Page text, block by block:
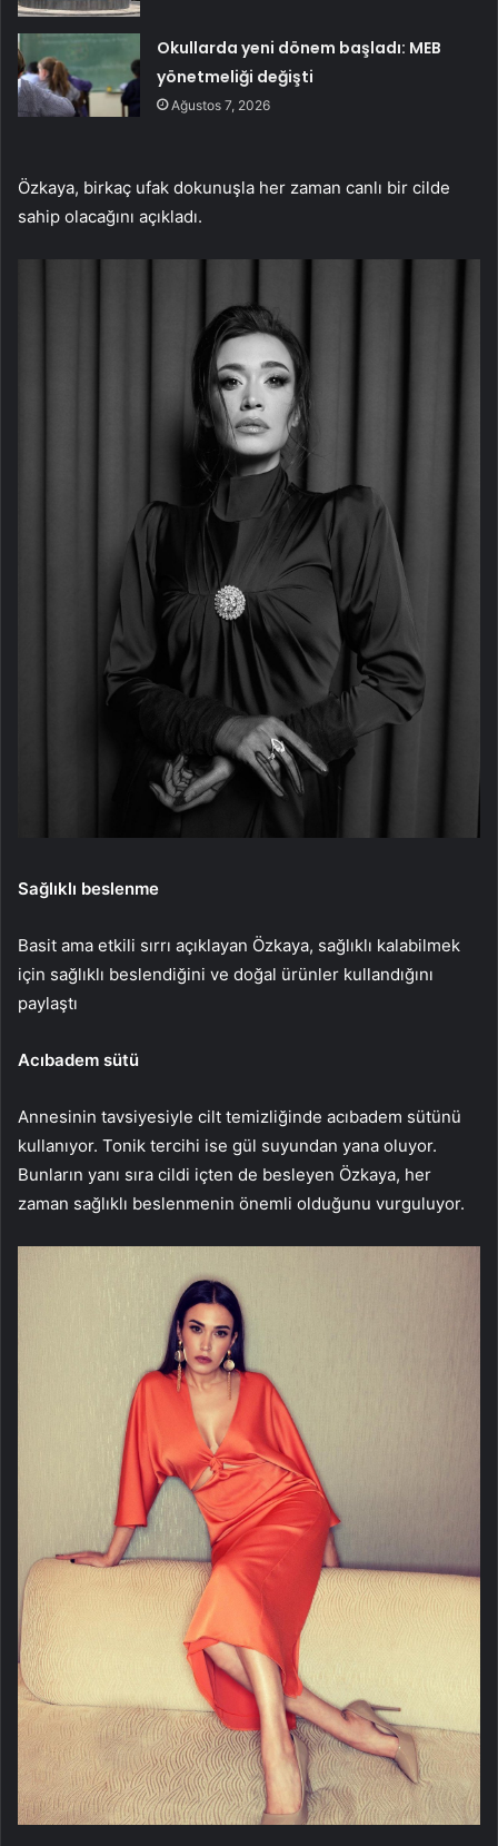
Okullarda yeni dönem başladı: MEB
yönetmeliği değişti
Ağustos 7, 2026
Özkaya, birkaç ufak dokunuşla her zaman canlı bir cilde
sahip olacağını açıkladı.
Sağlıklı beslenme
Basit ama etkili sırrı açıklayan Özkaya, sağlıklı kalabilmek
için sağlıklı beslendiğini ve doğal ürünler kullandığını
paylaştı
Acıbadem sütü
Annesinin tavsiyesiyle cilt temizliğinde acıbadem sütünü
kullanıyor. Tonik tercihi ise gül suyundan yana oluyor.
Bunların yanı sıra cildi içten de besleyen Özkaya, her
zaman sağlıklı beslenmenin önemli olduğunu vurguluyor.